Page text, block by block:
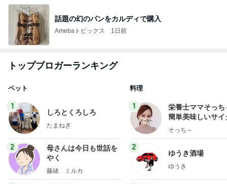
話題の幻のパンをカルディで購入
Amebaトピックス 1日前
トップブロガーランキング
ペット
1
しろとくろしろ
たまねぎ
2
母さんは今日も世話を
やく
藤緒 ミルカ
料理
1
栄養士ママそっち
簡単美味しいサイ
献立
そっち～
2
ゆうき酒場
ゆうき